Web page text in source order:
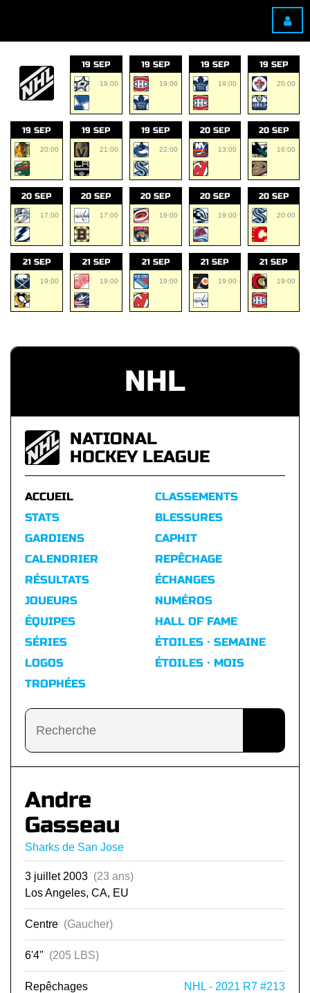
19 SEP
19:00
19 SEP
19:00
19 SEP
19:00
19 SEP
20:00
19 SEP
20:00
19 SEP
21:00
19 SEP
22:00
20 SEP
13:00
20 SEP
16:00
20 SEP
17:00
20 SEP
17:00
20 SEP
19:00
20 SEP
19:00
20 SEP
20:00
21 SEP
19:00
21 SEP
19:00
21 SEP
19:00
21 SEP
19:00
21 SEP
19:00
NHL
NATIONAL
HOCKEY LEAGUE
ACCUEIL
STATS
GARDIENS
CALENDRIER
RÉSULTATS
CLASSEMENTS
BLESSURES
CAPHIT
REPÊCHAGE
ÉCHANGES
JOUEURS
ÉQUIPES
SÉRIES
LOGOS
TROPHÉES
NUMÉROS
HALL OF FAME
ÉTOILES · SEMAINE
ÉTOILES · MOIS
Andre
Gasseau
Sharks de San Jose
3 juillet 2003 (23 ans)
Los Angeles, CA, EU
Centre (Gaucher)
6'4" (205 LBS)
Repêchages NHL - 2021 R7 #213